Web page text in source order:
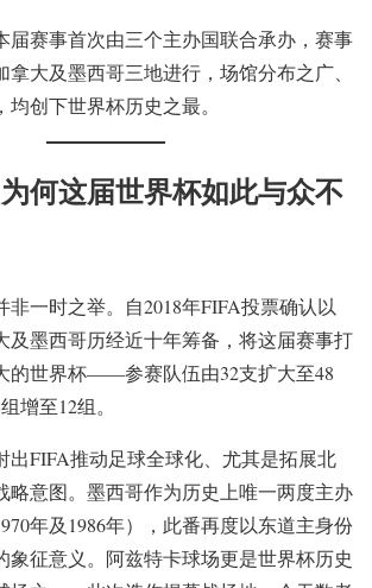
届赛事首次由三个主办国联合承办，赛事
大及墨西哥三地进行，场馆分布之广、
创下世界杯历史之最。
何这届世界杯如此与众不
非一时之举。自2018年FIFA投票确认以
及墨西哥历经近十年筹备，将这届赛事打
的世界杯——参赛队伍由32支扩大至48
增至12组。
出FIFA推动足球全球化、尤其是拓展北
略意图。墨西哥作为历史上唯一两度主办
年及1986年），此番再度以东道主身份
象征意义。阿兹特卡球场更是世界杯历史